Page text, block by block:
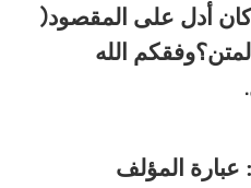
أدل على المقصود)
الله
.
المؤلف